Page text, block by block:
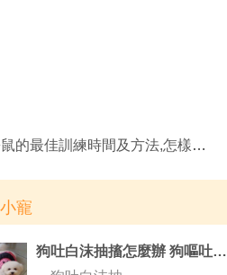
的最佳訓練時間及方法,怎樣正確觸摸和抱松鼠
寵
狗吐白沫抽搐怎麼辦 狗嘔吐的情況多種多樣